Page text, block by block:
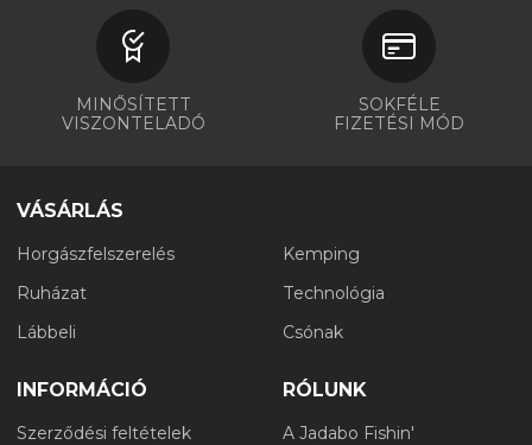
MINŐSÍTETT
VISZONTELADÓ
SOKFÉLE
FIZETÉSI MÓD
VÁSÁRLÁS
Horgászfelszerelés
Ruházat
Lábbeli
Kemping
Technológia
Csónak
INFORMÁCIÓ
Szerződési feltételek
RÓLUNK
A Jadabo Fishin'